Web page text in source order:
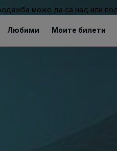
може да са над или
Любими Моите билети